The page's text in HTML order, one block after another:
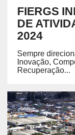
FIERGS
DE
2024
Sempre
Inovação,
Recuperação...